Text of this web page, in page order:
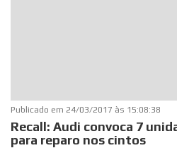
Publicado em 24/03/2017 às 15:08:38
Recall: Audi convoca 7
para reparo nos cintos